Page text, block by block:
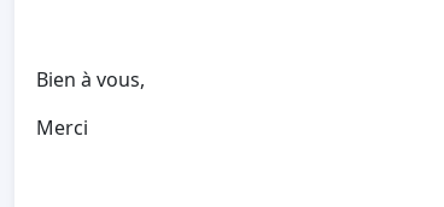
Bien à vous,
Merci